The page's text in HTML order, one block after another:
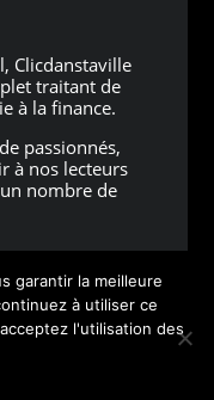
Clicdanstaville
traitant de
à la finance.
passionnés,
à nos lecteurs
nombre de
garantir la meilleure
à utiliser ce
l'utilisation des